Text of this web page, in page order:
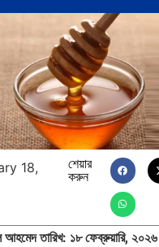
18,
শেয়ার
করুন
আহমেদ তারিখ: ১৮ ফেব্রুয়ারি, ২০২৬